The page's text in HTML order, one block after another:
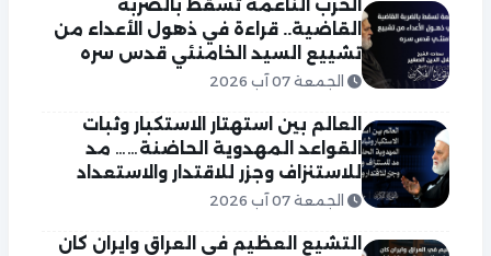
الحرب الناعمة تسقط بالضربة
القاضية.. قراءة في ذهول الأعداء من
تشييع السيد الخامنئي قدس سره
الجمعة 07 آب 2026
العالم بين استهتار الاستكبار وثبات
القواعد المهدوية الحاضنة…… مد
للاستنزاف وجزر للاقتدار والاستعداد
الجمعة 07 آب 2026
التشيع العظيم في العراق وايران كان